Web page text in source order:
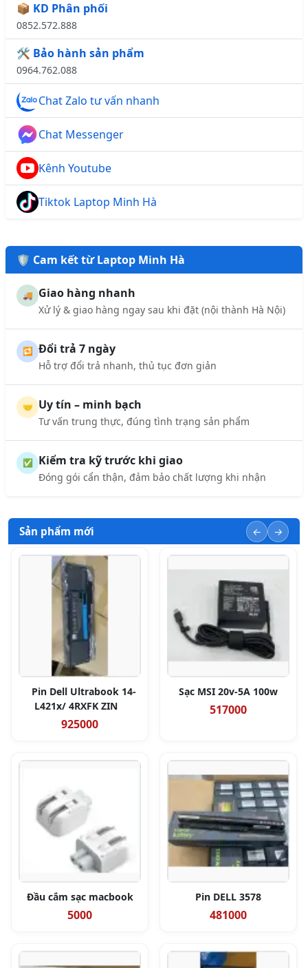
📦 KD Phân phối
0852.572.888
🛠️ Bảo hành sản phẩm
0964.762.088
Chat Zalo tư vấn nhanh
Chat Messenger
Kênh Youtube
Tiktok Laptop Minh Hà
🛡️ Cam kết từ Laptop Minh Hà
🚚 Giao hàng nhanh
Xử lý & giao hàng ngay sau khi đặt (nội thành Hà Nội)
🔁 Đổi trả 7 ngày
Hỗ trợ đổi trả nhanh, thủ tục đơn giản
🤝 Uy tín – minh bạch
Tư vấn trung thực, đúng tình trạng sản phẩm
✅ Kiểm tra kỹ trước khi giao
Đóng gói cẩn thận, đảm bảo chất lượng khi nhận
Sản phẩm mới
Pin Dell Ultrabook 14-
L421x/ 4RXFK ZIN
925000
Sạc MSI 20v-5A 100w
517000
Đầu cắm sạc macbook
5000
Pin DELL 3578
481000